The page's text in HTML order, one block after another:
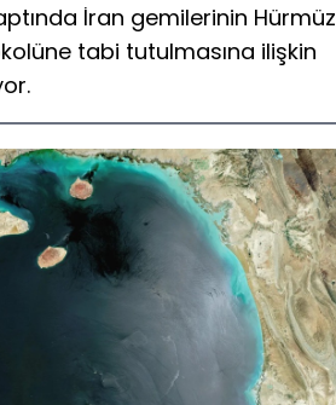
İran gemilerinin Hürmüz
tabi tutulmasına ilişkin